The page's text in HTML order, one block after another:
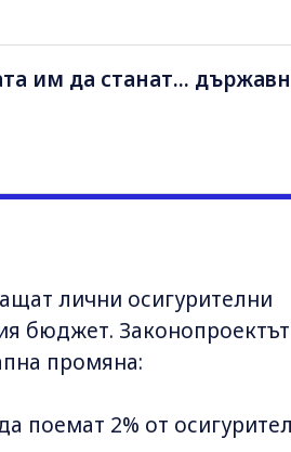
им да станат...
лични осигурителни
бюджет.
промяна:
поемат 2% от